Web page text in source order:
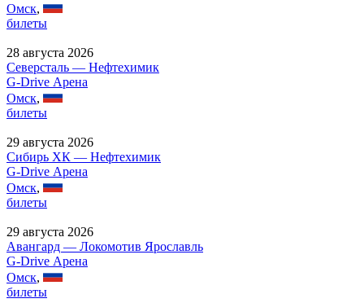
Омск,
билеты
28 августа 2026
Северсталь — Нефтехимик
G-Drive Арена
Омск,
билеты
29 августа 2026
Сибирь ХК — Нефтехимик
G-Drive Арена
Омск,
билеты
29 августа 2026
Авангард — Локомотив Ярославль
G-Drive Арена
Омск,
билеты